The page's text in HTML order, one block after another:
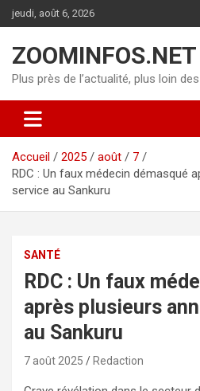
Aller
au
jeudi, août 6, 2026
ZOOMINFOS.NET
Plus près de l’actualité, plus loin
Accueil 2025 août
7
RDC : Un faux médecin démasqué
service au Sankuru
SANTÉ
RDC : Un faux
après plusieurs
au Sankuru
7 août 2025 Redaction